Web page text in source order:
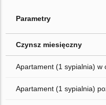
Parametry
Czynsz miesięczny
Apartament (1 sypialnia) w
Apartament (1 sypialnia)